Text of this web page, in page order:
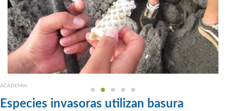
ACADEMIA
Especies invasoras utilizan basura